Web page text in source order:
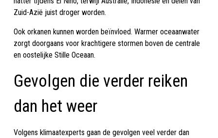
Zuid-Azië juist droger worden.
Ook orkanen kunnen worden beïnvloed. Warmer oceaanwater
zorgt doorgaans voor krachtigere stormen boven de centrale
en oostelijke Stille Oceaan.
Gevolgen die verder reiken
dan het weer
Volgens klimaatexperts gaan de gevolgen veel verder dan